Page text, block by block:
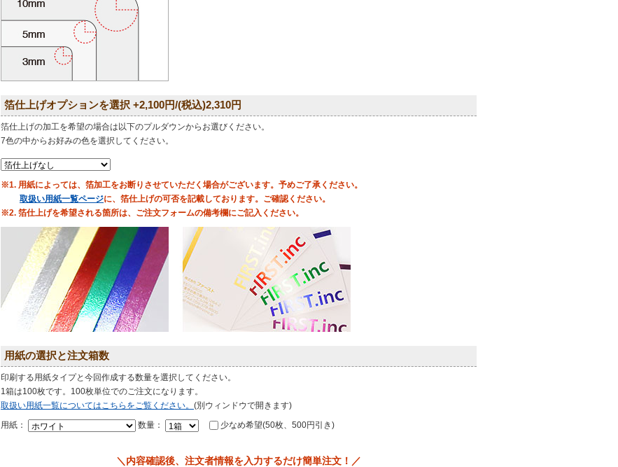
箔仕上げオプションを選択 +2,100円/(税込)2,310円
箔仕上げの加工を希望の場合は以下のプルダウンからお選びください。
7色の中からお好みの色を選択してください。
※1. 用紙によっては、箔加工をお断りさせていただく場合がございます。予めご了承ください。
取扱い用紙一覧ページに、箔仕上げの可否を記載しております。ご確認ください。
※2. 箔仕上げを希望される箇所は、ご注文フォームの備考欄にご記入ください。
用紙の選択と注文箱数
印刷する用紙タイプと今回作成する数量を選択してください。
1箱は100枚です。100枚単位でのご注文になります。
取扱い用紙一覧についてはこちらをご覧ください。 (別ウィンドウで開きます)
用紙： 数量： 少なめ希望(50枚、500円引き)
＼内容確認後、注文者情報を入力するだけ簡単注文！／